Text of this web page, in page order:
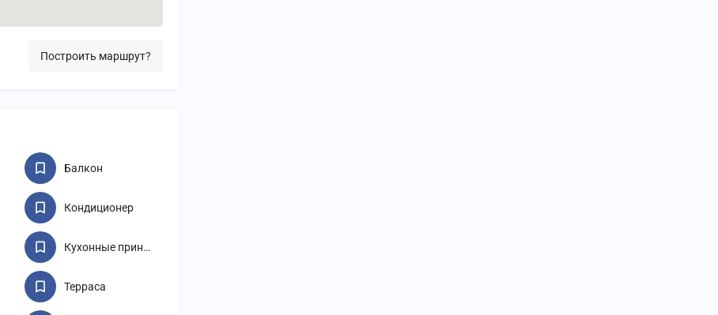
Построить маршрут?
Балкон
Кондиционер
Кухонные принадлежности
Терраса